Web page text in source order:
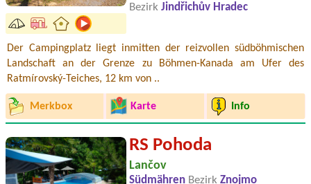
Bezirk Jindřichův Hradec
Der Campingplatz liegt inmitten der reizvollen südböhmischen
Landschaft an der Grenze zu Böhmen-Kanada am Ufer des
Ratmírovský-Teiches, 12 km von ..
Merkbox Karte Info
RS Pohoda
Lančov
Südmähren Bezirk Znojmo